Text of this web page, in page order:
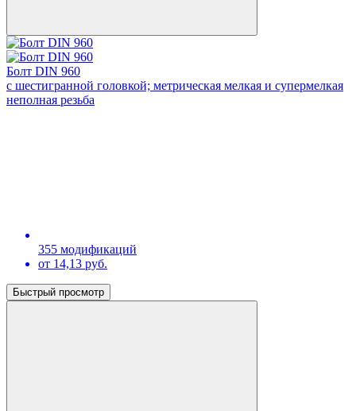
Болт DIN 960
с шестигранной головкой; метрическая мелкая и супермелкая
неполная резьба
355 модификаций
от 14,13 руб.
Быстрый просмотр